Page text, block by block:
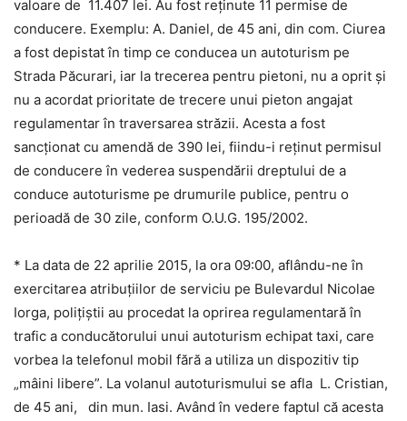
valoare de 11.407 lei. Au fost reţinute 11 permise de
conducere. Exemplu: A. Daniel, de 45 ani, din com. Ciurea
a fost depistat în timp ce conducea un autoturism pe
Strada Păcurari, iar la trecerea pentru pietoni, nu a oprit şi
nu a acordat prioritate de trecere unui pieton angajat
regulamentar în traversarea străzii. Acesta a fost
sancţionat cu amendă de 390 lei, fiindu-i reţinut permisul
de conducere în vederea suspendării dreptului de a
conduce autoturisme pe drumurile publice, pentru o
perioadă de 30 zile, conform O.U.G. 195/2002.
* La data de 22 aprilie 2015, la ora 09:00, aflându-ne în
exercitarea atribuţiilor de serviciu pe Bulevardul Nicolae
Iorga, poliţiştii au procedat la oprirea regulamentară în
trafic a conducătorului unui autoturism echipat taxi, care
vorbea la telefonul mobil fără a utiliza un dispozitiv tip
„mâini libere”. La volanul autoturismului se afla L. Cristian,
de 45 ani, din mun. Iasi. Având în vedere faptul că acesta